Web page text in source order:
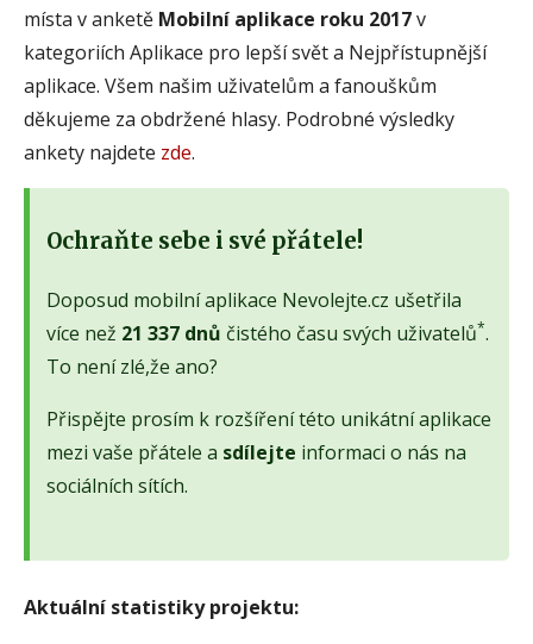
místa v anketě Mobilní aplikace roku 2017v
kategoriích Aplikace pro lepší svět a Nejpřístupnější
aplikace. Všem našim uživatelům a fanouškům
děkujeme za obdržené hlasy. Podrobné výsledky
ankety najdete zde.
Ochraňte sebe i své přátele!
Doposud mobilní aplikace Nevolejte.cz ušetřila
více než 21 337 dnů čistého času svých uživatelů*.
To není zlé,že ano?
Přispějte prosím k rozšíření této unikátní aplikace
mezi vaše přátele a sdílejte informaci o nás na
sociálních sítích.
Aktuální statistiky projektu: